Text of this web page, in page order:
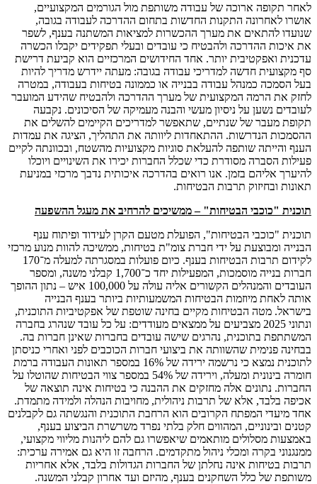
לאחר תקופה ארוכה של עבודה משותפת מול הגורמים המקצועיים,
אושרו לאחרונה התקנות החדשות בתחום ההדרכה לעבודה בגובה,
שנועדו להתאים את מערך ההכשרות למציאות המשתנה בענף, לשפר
את איכות ההדרכה ולהבטיח כי עובדים ובעלי תפקידים יקבלו הכשרה
עדכנית ואפקטיבית יותר. אחד החידושים המרכזיים הוא קביעת דרישת
סף מקצועית חדשה למדריכי עבודה בגובה: מעתה יידרש מדריך להיות
בעל הסמכה כמנהל עבודה בבנייה או כממונה בטיחות בעבודה, במטרה
לחזק את הרמה המקצועית של מערך ההדרכה ולהבטיח שהידע המועבר
לעובדים נשען על ניסיון מעשי והבנה מעמיקה של הסיכונים. נקבעה
תקופת מעבר של שנתיים, שתאפשר למדריכים הקיימים להשלים את
ההסמכות הנדרשות. ההתאחדות ליוותה את התהליך, הציגה את עמדות
הענף והייתה שותפה להעלאת סוגיות מקצועיות מהשטח, ובכוונתה לקיים
פעילות הסברה מסודרת כדי שכלל החברות יכירו את השינויים ויוכלו
להיערך אליהם בזמן. אנו רואים בהדרכה איכותית נדבך מרכזי במניעת
תאונות ובחיזוק תרבות הבטיחות.
תוכנית "כוכבי הבטיחות" – ממשיכים להרחיב את מעגל ההשפעה
תוכנית "כוכבי הבטיחות", הפועלת מטעם הקרן לעידוד ופיתוח ענף
הבנייה ומבוצעת על ידי חברת צומ"ת בטיחות, ממשיכה להוות מנוע מרכזי
לקידום תרבות הבטיחות בענף. כיום פועלות במסגרתה למעלה מ־170
חברות בנייה מוסמכות, המפעילות יחד כ־1,700 קבלני משנה, ומספר
העובדים והמנהלים הקשורים אליה עולה על 100,000 איש – נתון ההופך
אותה לאחת מיוזמות הבטיחות המשמעותיות ביותר בענף הבנייה
בישראל. מטה הבטיחות מקיים בחינה שוטפת של אפקטיביות התוכנית,
ונתוני 2025 מצביעים על ממצאים מעודדים: על כל עובד שנהרג בחברה
המשתתפת בתוכנית, נהרגים שישה עובדים בחברות שאינן חברות בה.
בבחינה פנימית שהשוותה את ביצועי חברות הכוכבים לפני ואחרי כניסתן
לתוכנית נמצא כי נרשמה ירידה של 16% במספר תאונות העבודה ברמת
חומרה בינונית ומעלה, וירידה של 54% במספר צווי הבטיחות שהוטלו על
החברות. נתונים אלה מחזקים את ההבנה כי בטיחות אינה תוצאה של
אכיפה בלבד, אלא של תרבות ניהולית, מחויבות הנהלה ולמידה מתמדת.
אחד מיעדי המפתח הקרובים הוא הרחבת התוכנית והנגשתה גם לקבלנים
קטנים ובינוניים, המהווים חלק בלתי נפרד משרשרת הביצוע בענף,
באמצעות מסלולים מותאמים שיאפשרו גם להם ליהנות מליווי מקצועי,
ממנגנוני בקרה ומכלי ניהול מתקדמים. הרחבה זו היא גם אמירה ערכית:
תרבות בטיחות אינה נחלתן של החברות הגדולות בלבד, אלא אחריות
משותפת של כלל השחקנים בענף, מהיזם ועד אחרון קבלני המשנה.